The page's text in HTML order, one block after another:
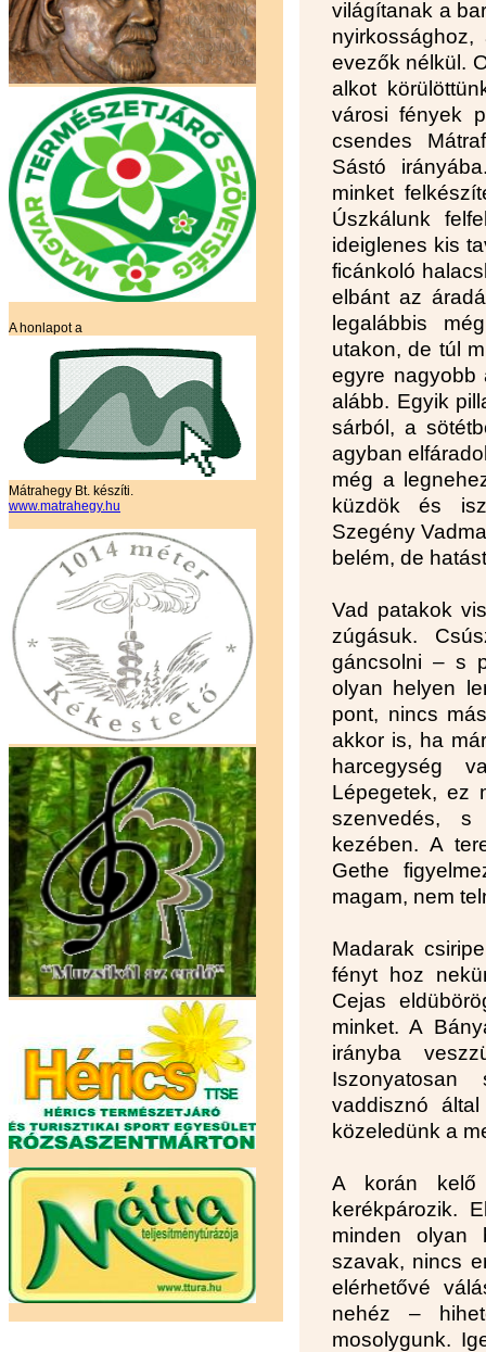
A honlapot a
Mátrahegy Bt. készíti.
www.matrahegy.hu
világítanak a
evezők nélkül.
alkot
városi fények
csendes
Sástó
minket
Úszkálunk
ideiglenes kis
ficánkoló
elbánt az
legalábbis
utakon, de túl
egyre
alább. Egyik
sárból, a
agyban
még a
küzdök és
Szegény
belém, de
Vad patakok
zúgásuk.
gáncsolni – s
olyan helyen
pont, nincs
akkor is, ha
harcegység
Lépegetek, ez
szenvedés, s
kezében. A
Gethe
magam, nem
Madarak
fényt hoz
Cejas
minket. A
irányba
vaddisznó
közeledünk a
A korán kelő
kerékpározik.
minden olyan
szavak, nincs
elérhetővé
nehéz –
mosolygunk.